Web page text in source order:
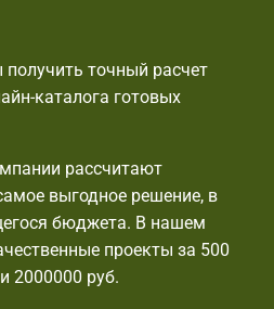
точный расчет
каталога готовых
рассчитают
выгодное решение, в
бюджета. В нашем
проекты за 500
2000000 руб.